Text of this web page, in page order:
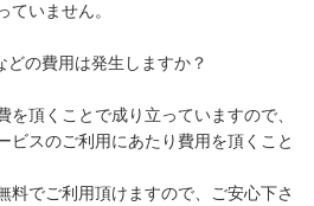
ていません。
の費用は発生しますか？
を頂くことで成り立っていますので、
ビスのご利用にあたり費用を頂くこと
料でご利用頂けますので、ご安心下さ